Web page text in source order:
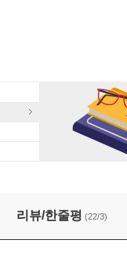
리뷰/한줄평 (22/3)